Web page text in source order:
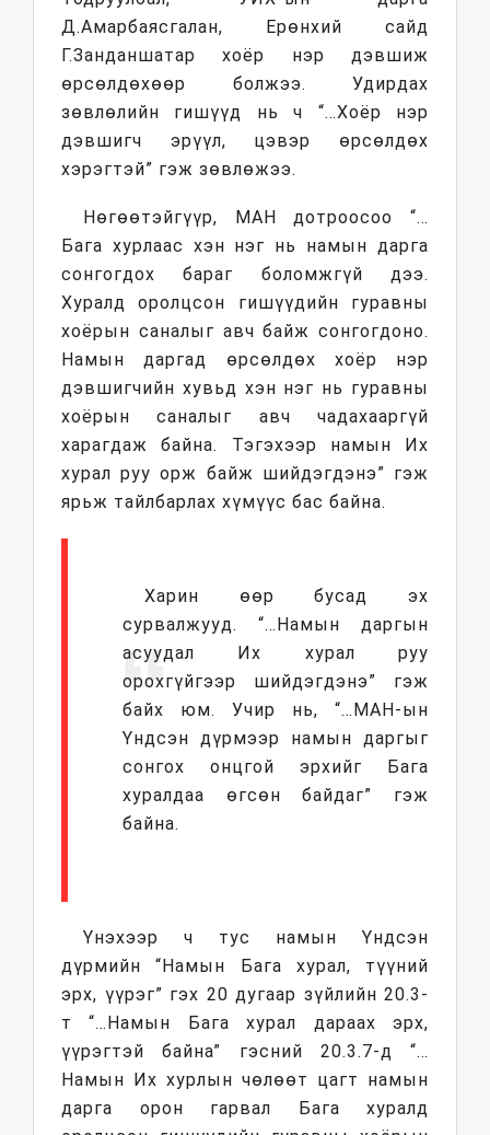
Д.Амарбаясгалан, Ерөнхий сайд
Г.Занданшатар хоёр нэр дэвшиж
өрсөлдөхөөр болжээ. Удирдах
зөвлөлийн гишүүд нь ч “…Хоёр нэр
дэвшигч эрүүл, цэвэр өрсөлдөх
хэрэгтэй” гэж зөвлөжээ.
Нөгөөтэйгүүр, МАН дотроосоо “…
Бага хурлаас хэн нэг нь намын дарга
сонгогдох бараг боломжгүй дээ.
Хуралд оролцсон гишүүдийн гуравны
хоёрын саналыг авч байж сонгогдоно.
Намын даргад өрсөлдөх хоёр нэр
дэвшигчийн хувьд хэн нэг нь гуравны
хоёрын саналыг авч чадахааргүй
харагдаж байна. Тэгэхээр намын Их
хурал руу орж байж шийдэгдэнэ” гэж
ярьж тайлбарлах хүмүүс бас байна.
Харин өөр бусад эх
сурвалжууд. “…Намын даргын
асуудал Их хурал руу
орохгүйгээр шийдэгдэнэ” гэж
байх юм. Учир нь, “…МАН-ын
Үндсэн дүрмээр намын даргыг
сонгох онцгой эрхийг Бага
хуралдаа өгсөн байдаг” гэж
байна.
Үнэхээр ч тус намын Үндсэн
дүрмийн “Намын Бага хурал, түүний
эрх, үүрэг” гэх 20 дугаар зүйлийн 20.3-
т “…Намын Бага хурал дараах эрх,
үүрэгтэй байна” гэсний 20.3.7-д “…
Намын Их хурлын чөлөөт цагт намын
дарга орон гарвал Бага хуралд